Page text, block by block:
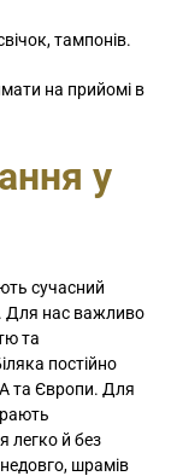
тампонів.
на прийомі в
у
сучасний
Для нас важливо
та
постійно
та Європи. Для
легко й без
шрамів